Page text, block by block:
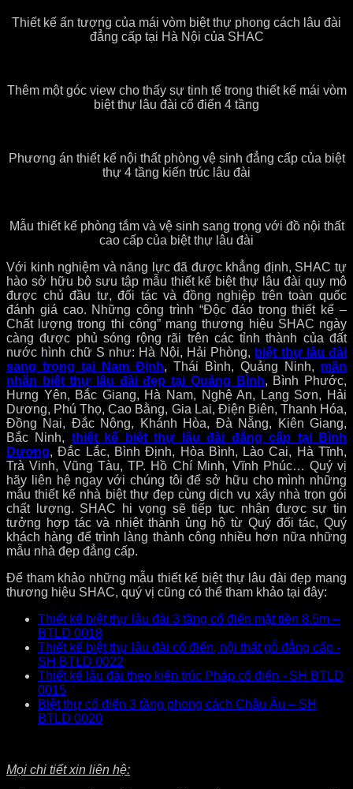
Thiết kế ấn tượng của mái vòm biệt thự phong cách lâu đài
đẳng cấp tại Hà Nội của SHAC
Thêm một góc view cho thấy sự tinh tế trong thiết kế mái vòm
biệt thự lâu đài cổ điển 4 tầng
Phương án thiết kế nội thất phòng vệ sinh đẳng cấp của biệt
thự 4 tầng kiến trúc lâu đài
Mẫu thiết kế phòng tắm và vệ sinh sang trọng với đồ nội thất
cao cấp của biệt thự lâu đài
Với kinh nghiệm và năng lực đã được khẳng định, SHAC tự
hào sở hữu bộ sưu tập mẫu thiết kế biệt thự lâu đài quy mô
được chủ đầu tư, đối tác và đồng nghiệp trên toàn quốc
đánh giá cao. Những công trình “Độc đáo trong thiết kế –
Chất lượng trong thi công” mang thương hiệu SHAC ngày
càng được phủ sóng rộng rãi trên các tỉnh thành của đất
nước hình chữ S như: Hà Nội, Hải Phòng, biệt thự lâu đài
sang trọng tại Nam Định, Thái Bình, Quảng Ninh, mãn
nhãn biêt thự lâu đài đẹp tại Quảng Bình, Bình Phước,
Hưng Yên, Bắc Giang, Hà Nam, Nghệ An, Lạng Sơn, Hải
Dương, Phú Thọ, Cao Bằng, Gia Lai, Điện Biên, Thanh Hóa,
Đồng Nai, Đắc Nông, Khánh Hòa, Đà Nẵng, Kiên Giang,
Bắc Ninh, thiết kế biệt thự lâu đài đẳng cấp tại Bình
Dương, Đắc Lắc, Bình Định, Hòa Bình, Lào Cai, Hà Tĩnh,
Trà Vinh, Vũng Tàu, TP. Hồ Chí Minh, Vĩnh Phúc… Quý vị
hãy liên hệ ngay với chúng tôi để sở hữu cho mình những
mẫu thiết kế nhà biệt thự đẹp cùng dịch vụ xây nhà trọn gói
chất lượng. SHAC hi vọng sẽ tiếp tục nhận được sự tin
tưởng hợp tác và nhiệt thành ủng hộ từ Quý đối tác, Quý
khách hàng để trình làng thành công nhiều hơn nữa những
mẫu nhà đẹp đẳng cấp.
Để tham khảo những mẫu thiết kế biệt thự lâu đài đẹp mang
thương hiệu SHAC, quý vị cũng có thể tham khảo tại đây:
Thiết kế biệt thự lâu đài 3 tầng cổ điển mặt tiền 8.5m –
BTLD 0018
Thiết kế biệt thự lâu đài cổ điển, nội thất gỗ đẳng cấp -
SH BTLD 0022
Thiết kế lâu đài theo kiến trúc Pháp cổ điển - SH BTLD
0015
Biệt thự cổ điển 3 tầng phong cách Châu Âu – SH
BTLD 0020
Mọi chi tiết xin liên hệ: